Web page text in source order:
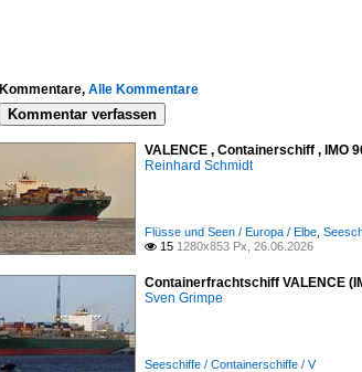
Kommentare, Alle Kommentare
Kommentar verfassen
VALENCE , Containerschiff , IMO
Reinhard Schmidt
Flüsse und Seen / Europa / Elbe
 15 1280x853 Px, 26.06.2026
Containerfrachtschiff VALENCE
Sven Grimpe
Seeschiffe / Containerschiffe / V